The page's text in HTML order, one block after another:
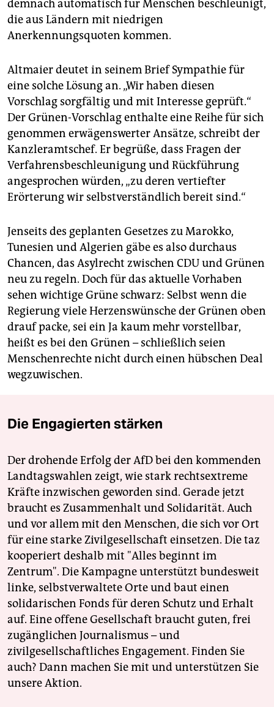
demnach automatisch für Menschen beschleunigt,
die aus Ländern mit niedrigen
Anerkennungsquoten kommen.
Altmaier deutet in seinem Brief Sympathie für
eine solche Lösung an. „Wir haben diesen
Vorschlag sorgfältig und mit Interesse geprüft.“
Der Grünen-Vorschlag enthalte eine Reihe für sich
genommen erwägenswerter Ansätze, schreibt der
Kanzleramtschef. Er begrüße, dass Fragen der
Verfahrensbeschleunigung und Rückführung
angesprochen würden, „zu deren vertiefter
Erörterung wir selbstverständlich bereit sind.“
Jenseits des geplanten Gesetzes zu Marokko,
Tunesien und Algerien gäbe es also durchaus
Chancen, das Asylrecht zwischen CDU und Grünen
neu zu regeln. Doch für das aktuelle Vorhaben
sehen wichtige Grüne schwarz: Selbst wenn die
Regierung viele Herzenswünsche der Grünen oben
drauf packe, sei ein Ja kaum mehr vorstellbar,
heißt es bei den Grünen – schließlich seien
Menschenrechte nicht durch einen hübschen Deal
wegzuwischen.
Die Engagierten stärken
Der drohende Erfolg der AfD bei den kommenden
Landtagswahlen zeigt, wie stark rechtsextreme
Kräfte inzwischen geworden sind. Gerade jetzt
braucht es Zusammenhalt und Solidarität. Auch
und vor allem mit den Menschen, die sich vor Ort
für eine starke Zivilgesellschaft einsetzen. Die taz
kooperiert deshalb mit "Alles beginnt im
Zentrum". Die Kampagne unterstützt bundesweit
linke, selbstverwaltete Orte und baut einen
solidarischen Fonds für deren Schutz und Erhalt
auf. Eine offene Gesellschaft braucht guten, frei
zugänglichen Journalismus – und
zivilgesellschaftliches Engagement. Finden Sie
auch? Dann machen Sie mit und unterstützen Sie
unsere Aktion.